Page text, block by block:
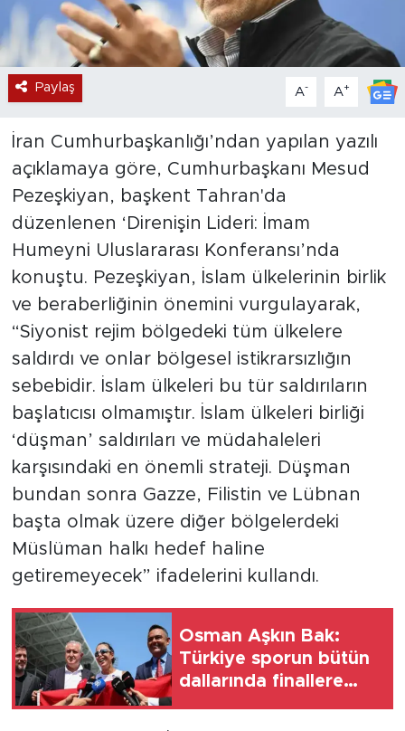
Paylaş A- A+
İran Cumhurbaşkanlığı’ndan yapılan yazılı
açıklamaya göre, Cumhurbaşkanı Mesud
Pezeşkiyan, başkent Tahran'da
düzenlenen ‘Direnişin Lideri: İmam
Humeyni Uluslararası Konferansı’nda
konuştu. Pezeşkiyan, İslam ülkelerinin birlik
ve beraberliğinin önemini vurgulayarak,
“Siyonist rejim bölgedeki tüm ülkelere
saldırdı ve onlar bölgesel istikrarsızlığın
sebebidir. İslam ülkeleri bu tür saldırıların
başlatıcısı olmamıştır. İslam ülkeleri birliği
‘düşman’ saldırıları ve müdahaleleri
karşısındaki en önemli strateji. Düşman
bundan sonra Gazze, Filistin ve Lübnan
başta olmak üzere diğer bölgelerdeki
Müslüman halkı hedef haline
getiremeyecek” ifadelerini kullandı.
Osman Aşkın Bak:
Türkiye sporun bütün
dallarında finallere